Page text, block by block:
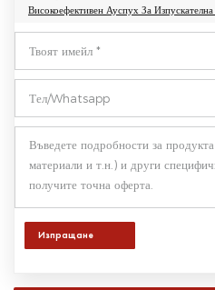
Високоефективен Ауспух За
Изпращане